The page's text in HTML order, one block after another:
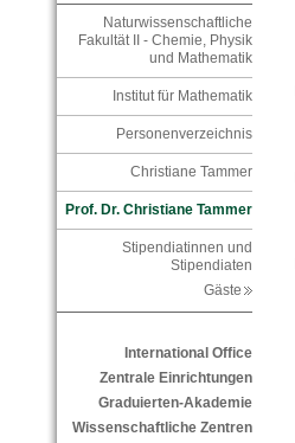
Naturwissenschaftliche
Fakultät II - Chemie, Physik
und Mathematik
Institut für Mathematik
Personenverzeichnis
Christiane Tammer
Prof. Dr. Christiane Tammer
Stipendiatinnen und
Stipendiaten
Gäste
International Office
Zentrale Einrichtungen
Graduierten-Akademie
Wissenschaftliche Zentren